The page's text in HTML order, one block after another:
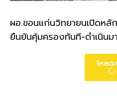
ผอ.ขอนแก่นวิทยายนเปิดหลั
ยืนยันคุ้มครองทันที-ดำเนินม
โหลด